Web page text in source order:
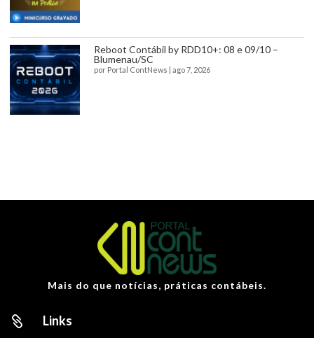
Reboot Contábil by RDD10+: 08 e 09/10 –
Blumenau/SC
por Portal ContNews ago 7, 2026
Mais do que notícias, práticas contábeis.
 Links